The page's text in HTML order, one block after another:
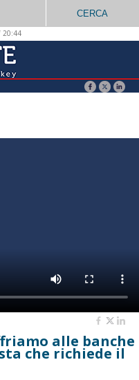
CERCA
20:44
alle banche
che richiede il